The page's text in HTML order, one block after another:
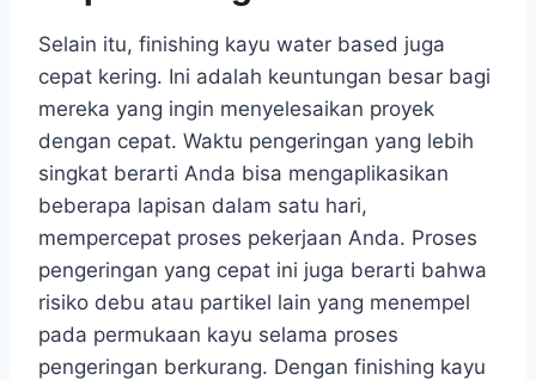
Selain itu, finishing kayu water based juga
cepat kering. Ini adalah keuntungan besar bagi
mereka yang ingin menyelesaikan proyek
dengan cepat. Waktu pengeringan yang lebih
singkat berarti Anda bisa mengaplikasikan
beberapa lapisan dalam satu hari,
mempercepat proses pekerjaan Anda. Proses
pengeringan yang cepat ini juga berarti bahwa
risiko debu atau partikel lain yang menempel
pada permukaan kayu selama proses
pengeringan berkurang. Dengan finishing kayu